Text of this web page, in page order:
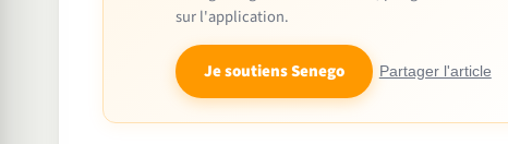
sur l'application.
Je soutiens Senego Partager l'article